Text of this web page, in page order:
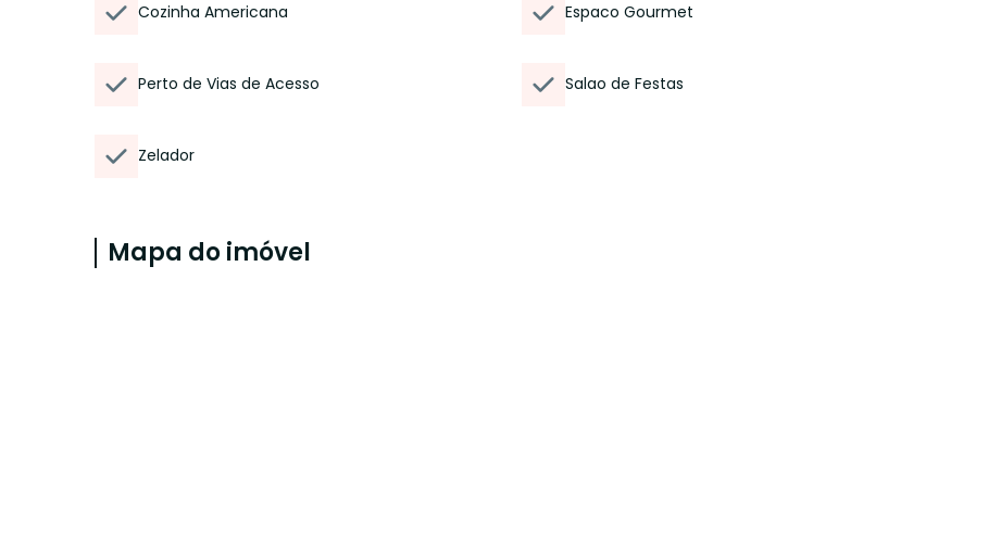
Cozinha Americana Espaco Gourmet
Perto de Vias de Acesso Salao de Festas
Zelador
Mapa do imóvel